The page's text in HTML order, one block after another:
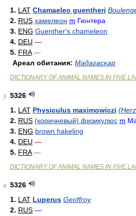
1. LAT Chamaeleo guentheri
2. RUS хамелеон m Гюнтера
3. ENG Guenther's chameleon
4. DEU —
5. FRA —
Ареал обитания: Мадагаскар
DICTIONARY OF ANIMAL NAMES IN FIVE
3
5326
1. LAT Physiculus maximowiczi
2. RUS (коричневый) физикулюс m
3. ENG brown hakeling
4. DEU —
5. FRA —
DICTIONARY OF ANIMAL NAMES IN FIVE
4
5326
1. LAT Luperus Geoffroy
2. RUS —